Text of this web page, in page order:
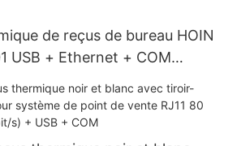
de reçus de bureau HOIN
USB + Ethernet + COM
POS 80 mm